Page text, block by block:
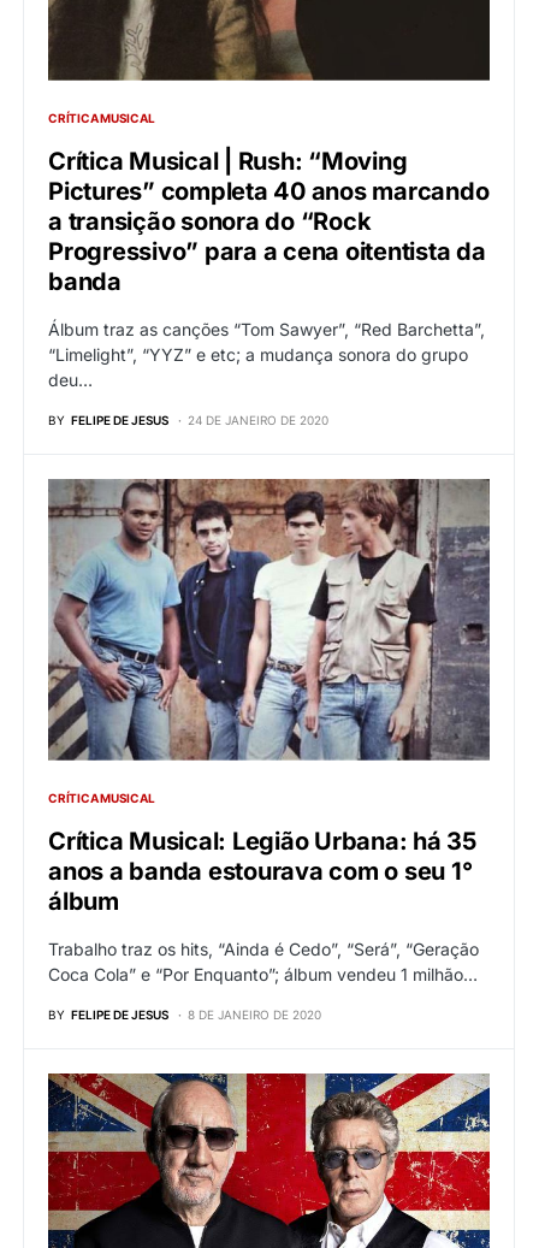
CRÍTICA MUSICAL
Crítica Musical | Rush: “Moving
Pictures” completa 40 anos marcando
a transição sonora do “Rock
Progressivo” para a cena oitentista da
banda
Álbum traz as canções “Tom Sawyer”, “Red Barchetta”,
“Limelight”, “YYZ” e etc; a mudança sonora do grupo
deu…
BY FELIPE DE JESUS 24 DE JANEIRO DE 2020
CRÍTICA MUSICAL
Crítica Musical: Legião Urbana: há 35
anos a banda estourava com o seu 1°
álbum
Trabalho traz os hits, “Ainda é Cedo”, “Será”, “Geração
Coca Cola” e “Por Enquanto”; álbum vendeu 1 milhão…
BY FELIPE DE JESUS 8 DE JANEIRO DE 2020